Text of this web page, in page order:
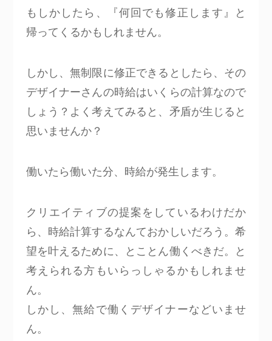
もしかしたら、『何回でも修正します』と
帰ってくるかもしれません。
しかし、無制限に修正できるとしたら、その
デザイナーさんの時給はいくらの計算なので
しょう？よく考えてみると、矛盾が生じると
思いませんか？
働いたら働いた分、時給が発生します。
クリエイティブの提案をしているわけだか
ら、時給計算するなんておかしいだろう。希
望を叶えるために、とことん働くべきだ。と
考えられる方もいらっしゃるかもしれませ
ん。
しかし、無給で働くデザイナーなどいませ
ん。